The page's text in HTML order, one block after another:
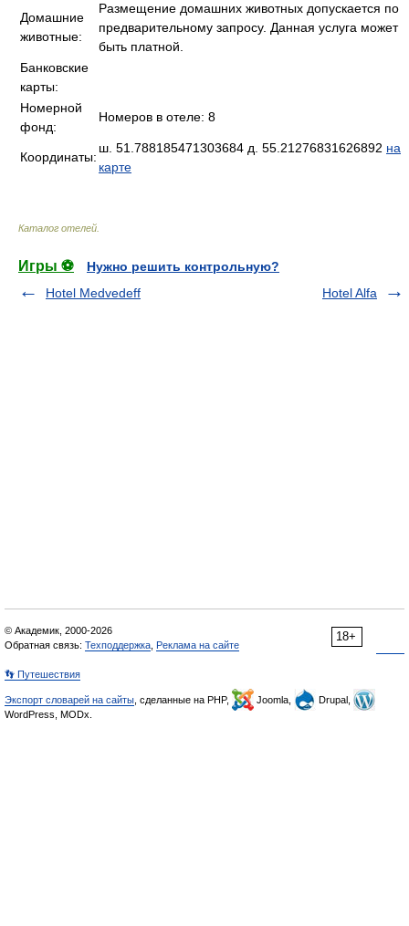
Домашние
животные:
Размещение домашних животных допускается по
предварительному запросу. Данная услуга может
быть платной.
Банковские
карты:
Номерной
фонд:
Номеров в отеле: 8
Координаты:
ш. 51.788185471303684 д. 55.21276831626892 на
карте
Каталог отелей
Игры ⚽
Нужно решить контрольную?
Hotel Medvedeff
Hotel Alfa
18+
© Академик, 2000-2026
Обратная связь: Техподдержка Реклама на сайте
👣 Путешествия
Экспорт словарей на сайты , сделанные на PHP, Joomla,
Drupal,
WordPress, MODx.